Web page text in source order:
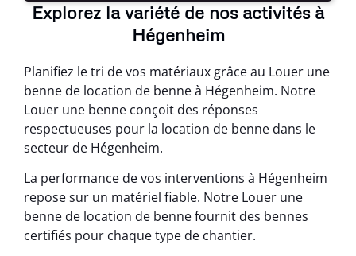
Explorez la variété de nos activités à
Hégenheim
Planifiez le tri de vos matériaux grâce au Louer une
benne de location de benne à Hégenheim. Notre
Louer une benne conçoit des réponses
respectueuses pour la location de benne dans le
secteur de Hégenheim.
La performance de vos interventions à Hégenheim
repose sur un matériel fiable. Notre Louer une
benne de location de benne fournit des bennes
certifiés pour chaque type de chantier.